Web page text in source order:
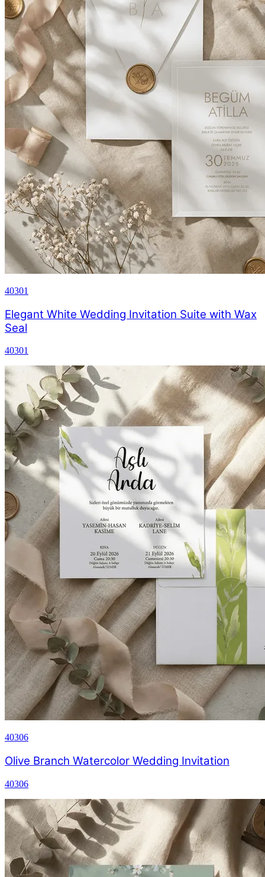
40301
Elegant White Wedding Invitation Suite with Wax
Seal
40301
40306
Olive Branch Watercolor Wedding Invitation
40306